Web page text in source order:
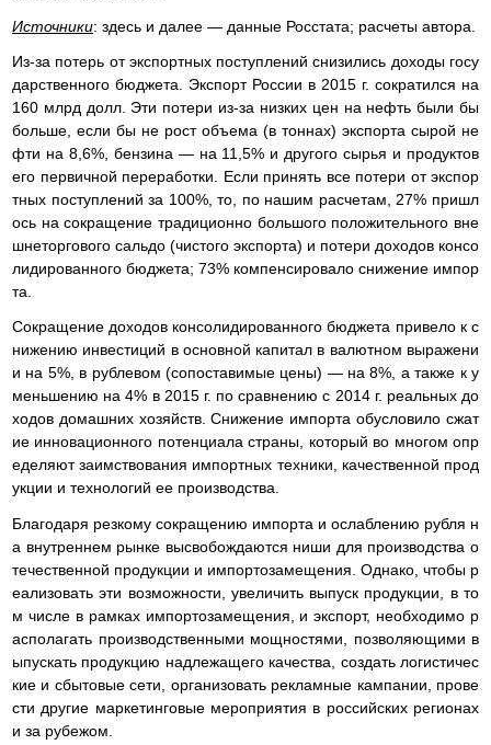
Источники: здесь и далее — данные Росстата; расчеты автора.
Из-за потерь от экспортных поступлений снизились доходы госу
дарственного бюджета. Экспорт России в 2015 г. сократился на
160 млрд долл. Эти потери из-за низких цен на нефть были бы
больше, если бы не рост объема (в тоннах) экспорта сырой не
фти на 8,6%, бензина — на 11,5% и другого сырья и продуктов
его первичной переработки. Если принять все потери от экспор
тных поступлений за 100%, то, по нашим расчетам, 27% пришл
ось на сокращение традиционно большого положительного вне
шнеторгового сальдо (чистого экспорта) и потери доходов консо
лидированного бюджета; 73% компенсировало снижение импор
та.
Сокращение доходов консолидированного бюджета привело к с
нижению инвестиций в основной капитал в валютном выражени
и на 5%, в рублевом (сопоставимые цены) — на 8%, а также к у
меньшению на 4% в 2015 г. по сравнению с 2014 г. реальных до
ходов домашних хозяйств. Снижение импорта обусловило сжат
ие инновационного потенциала страны, который во многом опр
еделяют заимствования импортных техники, качественной прод
укции и технологий ее производства.
Благодаря резкому сокращению импорта и ослаблению рубля н
а внутреннем рынке высвобождаются ниши для производства о
течественной продукции и импортозамещения. Однако, чтобы р
еализовать эти возможности, увеличить выпуск продукции, в то
м числе в рамках импортозамещения, и экспорт, необходимо р
асполагать производственными мощностями, позволяющими в
ыпускать продукцию надлежащего качества, создать логистичес
кие и сбытовые сети, организовать рекламные кампании, прове
сти другие маркетинговые мероприятия в российских регионах
и за рубежом.